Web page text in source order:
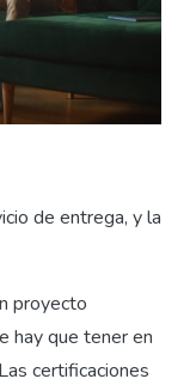
de entrega, y la
proyecto
hay que tener en
certificaciones